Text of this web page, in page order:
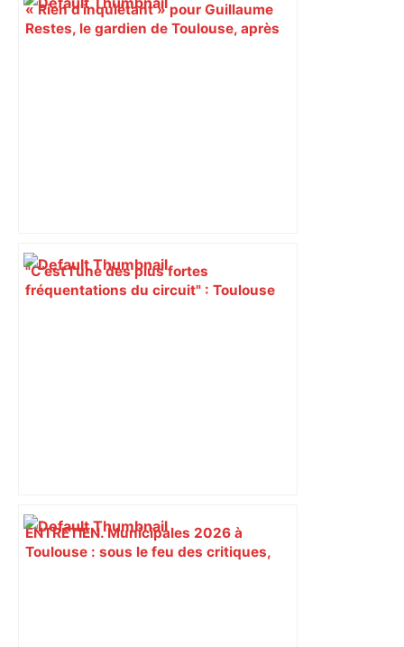
« Rien d'inquiétant » pour Guillaume
Restes, le gardien de Toulouse, après
"C’est l’une des plus fortes
fréquentations du circuit" : Toulouse
ENTRETIEN. Municipales 2026 à
Toulouse : sous le feu des critiques,